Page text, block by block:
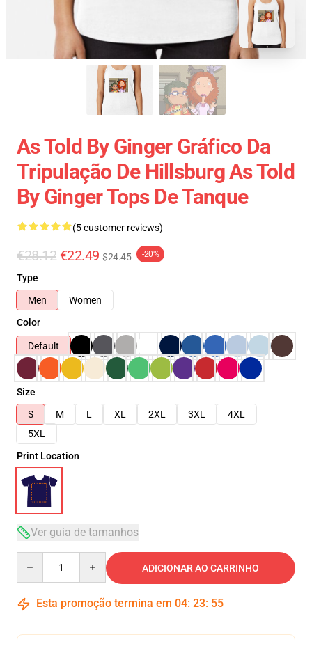
As Told By Ginger Gráfico Da
Tripulação De Hillsburg As Told
By Ginger Tops De Tanque
(5 customer reviews)
€28.12 €22.49 $24.45 -20%
Type
Men
Women
Color
Default
Size
S
M L XL 2XL 3XL
4XL
5XL
Print Location
Ver guia de tamanhos
ADICIONAR AO CARRINHO
Esta promoção termina em 04: 23: 54